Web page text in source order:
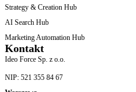
Strategy & Creation Hub
AI Search Hub
Marketing Automation Hub
Kontakt
Ideo Force Sp. z o.o.
NIP: 521 355 84 67